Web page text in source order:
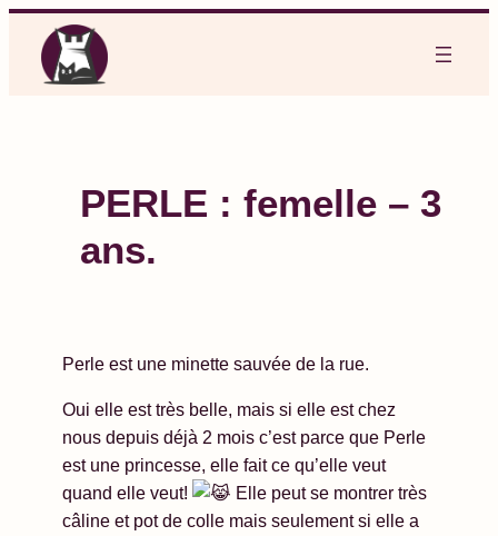
contenu
PERLE : femelle – 3
ans.
Perle est une minette sauvée de la rue.
Oui elle est très belle, mais si elle est chez
nous depuis déjà 2 mois c’est parce que Perle
est une princesse, elle fait ce qu’elle veut
quand elle veut!
Elle peut se montrer très
câline et pot de colle mais seulement si elle a